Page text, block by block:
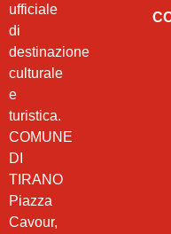
ufficiale
di
destinazione
culturale
e
turistica.
COMUNE
DI
TIRANO
Piazza
Cavour,